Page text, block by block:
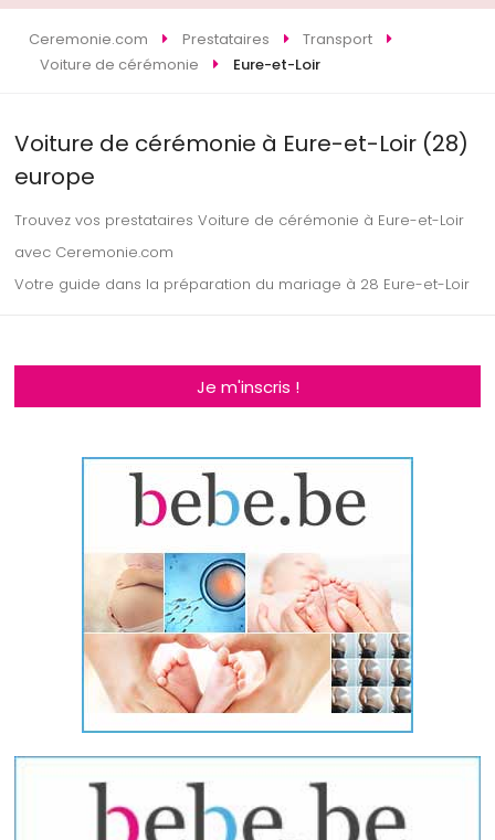
Ceremonie.com Prestataires
Transport
Voiture de cérémonie
Eure-et-Loir
Voiture de cérémonie à Eure-et-Loir (28)
europe
Trouvez vos prestataires Voiture de cérémonie à Eure-et-Loir
avec Ceremonie.com
Votre guide dans la préparation du mariage à 28 Eure-et-Loir
Je m'inscris !